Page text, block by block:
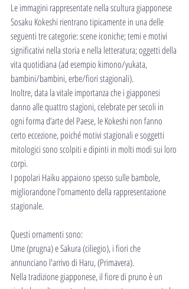
Le immagini rappresentate nella scultura giapponese
Sosaku Kokeshi rientrano tipicamente in una delle
seguenti tre categorie: scene iconiche; temi e motivi
significativi nella storia e nella letteratura; oggetti della
vita quotidiana (ad esempio kimono/yukata,
bambini/bambini, erbe/fiori stagionali).
Inoltre, data la vitale importanza che i giapponesi
danno alle quattro stagioni, celebrate per secoli in
ogni forma d’arte del Paese, le Kokeshi non fanno
certo eccezione, poiché motivi stagionali e soggetti
mitologici sono scolpiti e dipinti in molti modi sui loro
corpi.
I popolari Haiku appaiono spesso sulle bambole,
migliorandone l'ornamento della rappresentazione
stagionale.
Questi ornamenti sono:
Ume (prugna) e Sakura (ciliegio), i fiori che
annunciano l'arrivo di Haru, (Primavera).
Nella tradizione giapponese, il fiore di pruno è un